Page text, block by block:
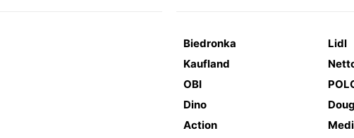
Biedronka Lidl
Kaufland
OBI
Dino
Action